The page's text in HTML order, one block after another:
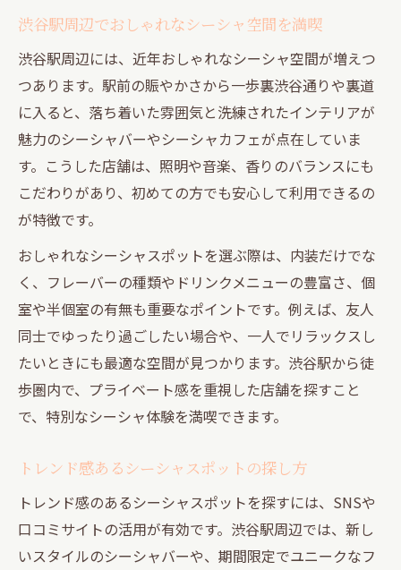
渋谷駅周辺でおしゃれなシーシャ空間を満喫
渋谷駅周辺には、近年おしゃれなシーシャ空間が増えつ
つあります。駅前の賑やかさから一歩裏渋谷通りや裏道
に入ると、落ち着いた雰囲気と洗練されたインテリアが
魅力のシーシャバーやシーシャカフェが点在していま
す。こうした店舗は、照明や音楽、香りのバランスにも
こだわりがあり、初めての方でも安心して利用できるの
が特徴です。
おしゃれなシーシャスポットを選ぶ際は、内装だけでな
く、フレーバーの種類やドリンクメニューの豊富さ、個
室や半個室の有無も重要なポイントです。例えば、友人
同士でゆったり過ごしたい場合や、一人でリラックスし
たいときにも最適な空間が見つかります。渋谷駅から徒
歩圏内で、プライベート感を重視した店舗を探すこと
で、特別なシーシャ体験を満喫できます。
トレンド感あるシーシャスポットの探し方
トレンド感のあるシーシャスポットを探すには、SNSや
口コミサイトの活用が有効です。渋谷駅周辺では、新し
いスタイルのシーシャバーや、期間限定でユニークなフ